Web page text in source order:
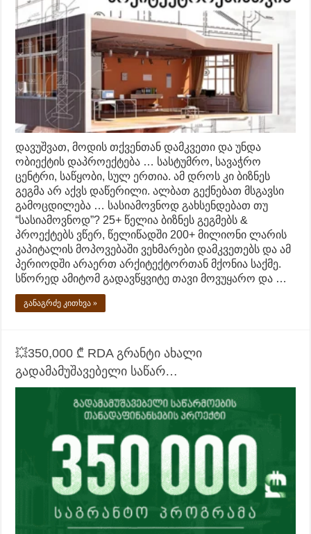
დავუშვათ, მოდის თქვენთან დამკვეთი და უნდა
ობიექტის დაპროექტება … სასტუმრო, სავაჭრო
ცენტრი, საწყობი, სულ ერთია. ამ დროს კი ბიზნეს
გეგმა არ აქვს დაწერილი. ალბათ გექნებათ მსგავსი
გამოცდილება … სასიამოვნოდ გახსენდებათ თუ
“სასიამოვნოდ”? 25+ წელია ბიზნეს გეგმებს &
პროექტებს ვწერ, წელიწადში 200+ მილიონი ლარის
კაპიტალის მოპოვებაში ვეხმარები დამკვეთებს და ამ
პერიოდში არაერთ არქიტექტორთან მქონია საქმე.
სწორედ ამიტომ გადავწყვიტე თავი მოვუყარო და …
განაგრძე კითხვა »
💥350,000 ₾ RDA გრანტი ახალი
გადამამუშავებელი საწარ…